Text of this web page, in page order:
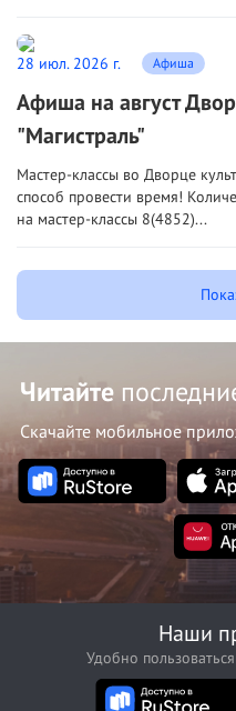
28 июл. 2026 г. Афиша
Афиша на август
"Магистраль"
Мастер‑классы во Дворце
способ провести время!
на мастер-классы 8(4852)...
Читайте
Скачайте мобильное
Наши
Удобно